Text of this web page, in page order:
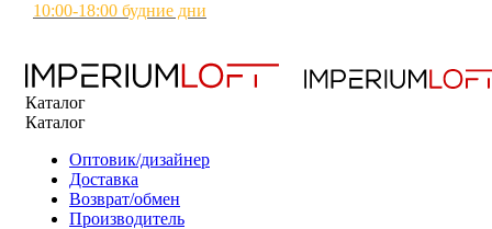
10:00-18:00 будние дни
Каталог
Каталог
Оптовик/дизайнер
Доставка
Возврат/обмен
Производитель